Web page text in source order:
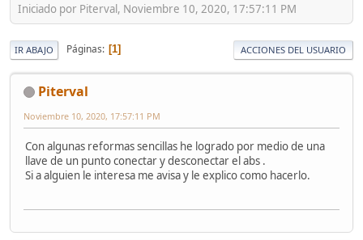
Iniciado por Piterval, Noviembre 10, 2020, 17:57:11 PM
IR ABAJO Páginas 1 ACCIONES DEL USUARIO
Piterval
Noviembre 10, 2020, 17:57:11 PM
Con algunas reformas sencillas he logrado por medio de una
llave de un punto conectar y desconectar el abs .
Si a alguien le interesa me avisa y le explico como hacerlo.